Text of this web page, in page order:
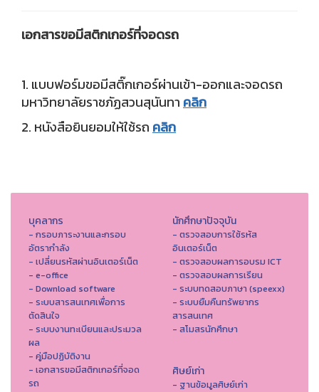
เอกสารขอมีสติกเกอร์ที่จอดรถ
1. แบบฟอร์มขอมีสติ๊กเกอร์ผ่านเข้า-ออกและจอดรถ
มหาวิทยาลัยราชภัฏสวนสุนันทา คลิก
2. หนังสือยินยอมให้ใช้รถ คลิก
บุคลากร
- กรอบภาระงานและกรอบ
อัตรากำลัง
- เปลี่ยนรหัสผ่านอินเตอร์เน็ต
- e-office
- Download software
- ระบบสารสนเทศเพื่อการ
ตัดสินใจ
- ระบบงานทะเบียนและประมวล
ผล
- คู่มือปฏิบัติงาน
- เอกสารขอมีสติกเกอร์ที่จอด
รถ
นักศึกษาปัจจุบัน
- ตรวจสอบการใช้รหัส
อินเตอร์เน็ต
- ตรวจสอบผลการอบรม ICT
- ตรวจสอบผลการเรียน
- ระบบทดสอบภาษา (speexx)
- ระบบยืมคืนทรัพยากร
สารสนเทศ
- สโมสรนักศึกษา
ศิษย์เก่า
- ฐานข้อมูลศิษย์เก่า